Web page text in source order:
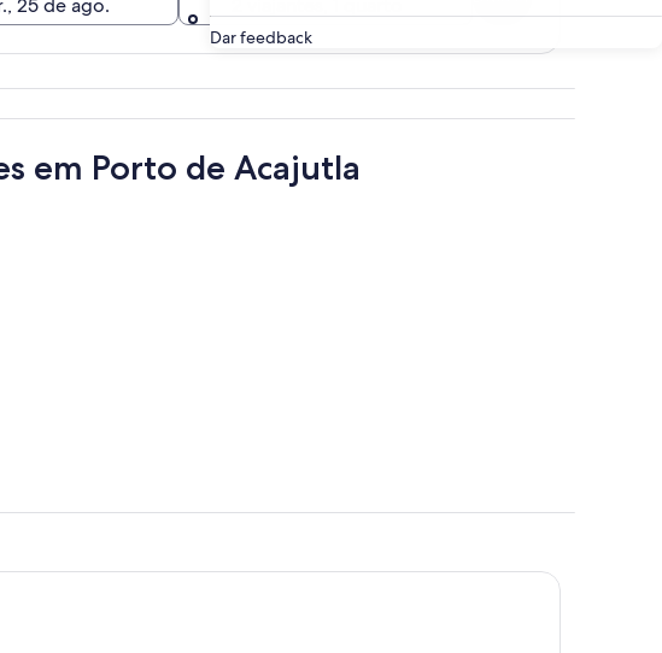
Dar feedback
25 de ago.
em Porto de Acajutla